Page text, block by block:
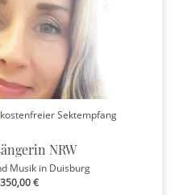
Sektempfang
NRW
Musik in Duisburg
350,00 €